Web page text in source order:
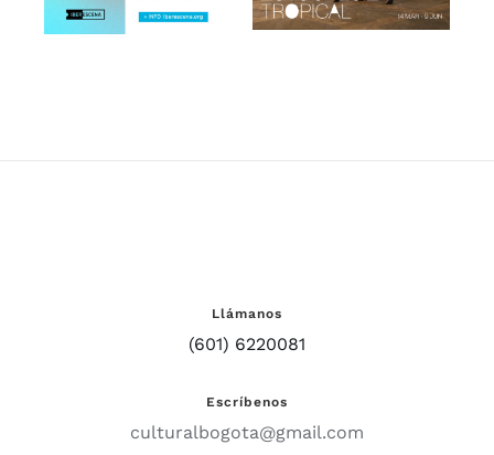
2024/2025
Museo de
Llámanos
(601) 6220081
Escríbenos
culturalbogota@gmail.com